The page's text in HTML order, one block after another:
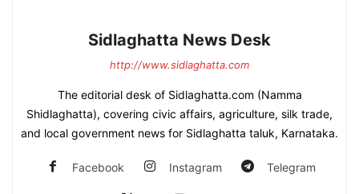
Sidlaghatta News Desk
http://www.sidlaghatta.com
The editorial desk of Sidlaghatta.com (Namma
Shidlaghatta), covering civic affairs, agriculture, silk trade,
and local government news for Sidlaghatta taluk, Karnataka.
Facebook Instagram Telegram